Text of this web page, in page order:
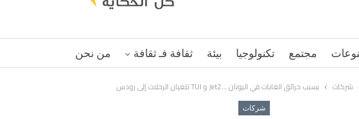
مجتمع تكنولوجيا بيئة ثقافة فـ ثقافة من نحن
شركات بسبب حرائق الغابات في اليونان …Jet2 و TUI تلغيان الرحلات إلى رودس
شركات